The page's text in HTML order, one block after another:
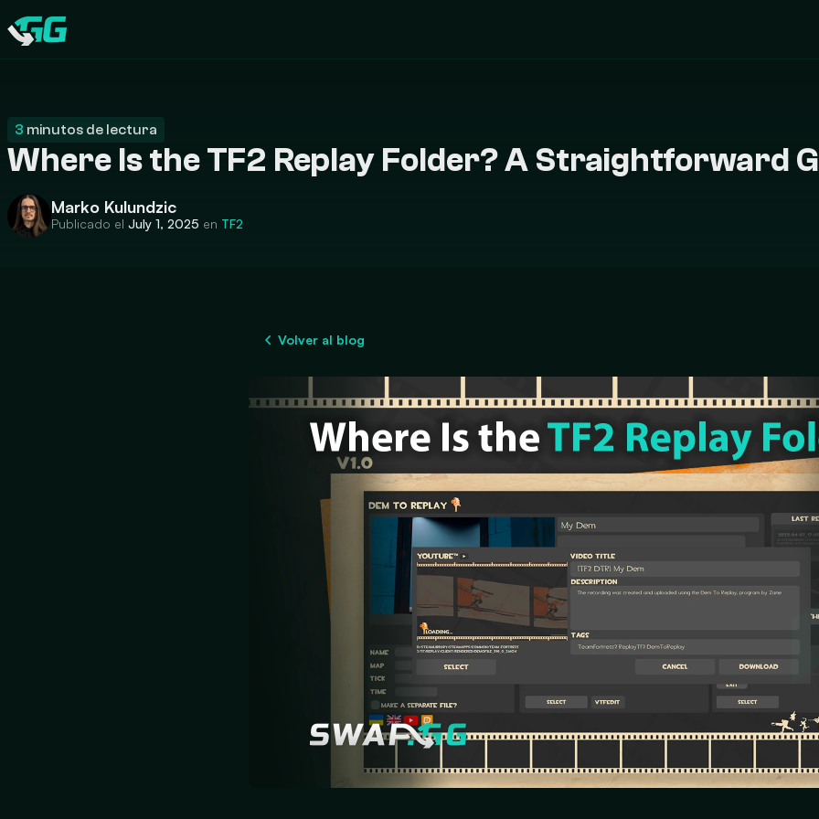
Swap.gg
CATEGORIES
3 minutos de lectura
Where Is the TF2 Replay Folder? A Straightforward
Marko Kulundzic
Publicado el July 1, 2025 en TF2
Volver al blog